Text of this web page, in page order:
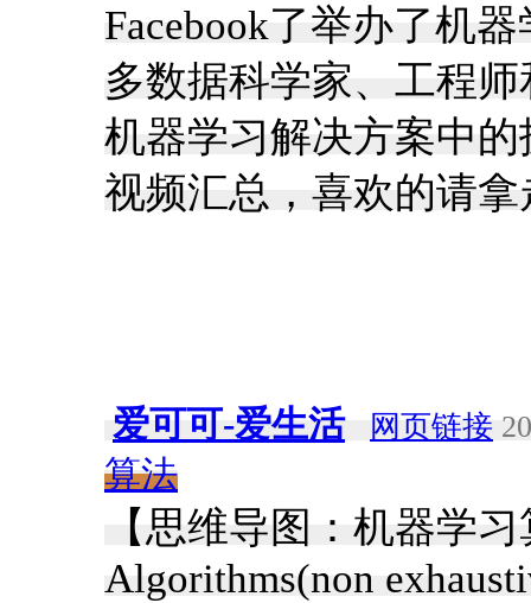
Facebook了举办了机
多数据科学家、工程
机器学习解决方案中
视频汇总，喜欢的请拿
爱可可-爱生活 网页链接
算法
【思维导图：机器学
Algorithms(non